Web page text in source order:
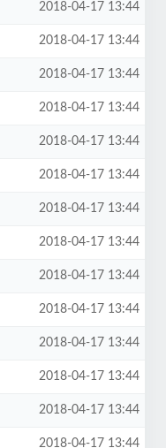
2018-04-17 13:44
2018-04-17 13:44
2018-04-17 13:44
2018-04-17 13:44
2018-04-17 13:44
2018-04-17 13:44
2018-04-17 13:44
2018-04-17 13:44
2018-04-17 13:44
2018-04-17 13:44
2018-04-17 13:44
2018-04-17 13:44
2018-04-17 13:44
2018-04-17 13:44